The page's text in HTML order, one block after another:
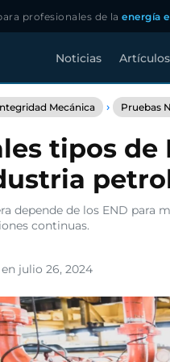
profesionales de laenergía
Noticias Artículos
Mecánica › Pruebas
tipos de
depende de los END para
continuas.
en julio 26, 2024